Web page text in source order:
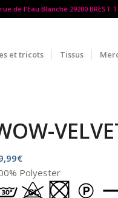
de l'Eau Blanche 29200 BREST
et tricots Tissus
€
Polyester